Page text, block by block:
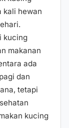
kali hewan
kucing
makanan
ada
dan
tetapi
kucing